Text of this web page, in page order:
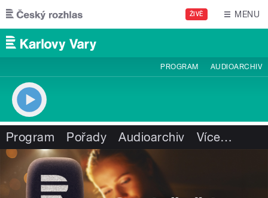
Přejít k hlavnímu obsahu
ŽIVĚ MENU
PROGRAM AUDIOARCHIV
Program Pořady Audioarchiv Více…